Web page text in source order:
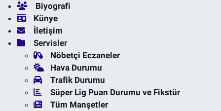
Biyografi
Künye
İletişim
Servisler
Nöbetçi Eczaneler
Hava Durumu
Trafik Durumu
Süper Lig Puan Durumu ve Fikstür
Tüm Manşetler